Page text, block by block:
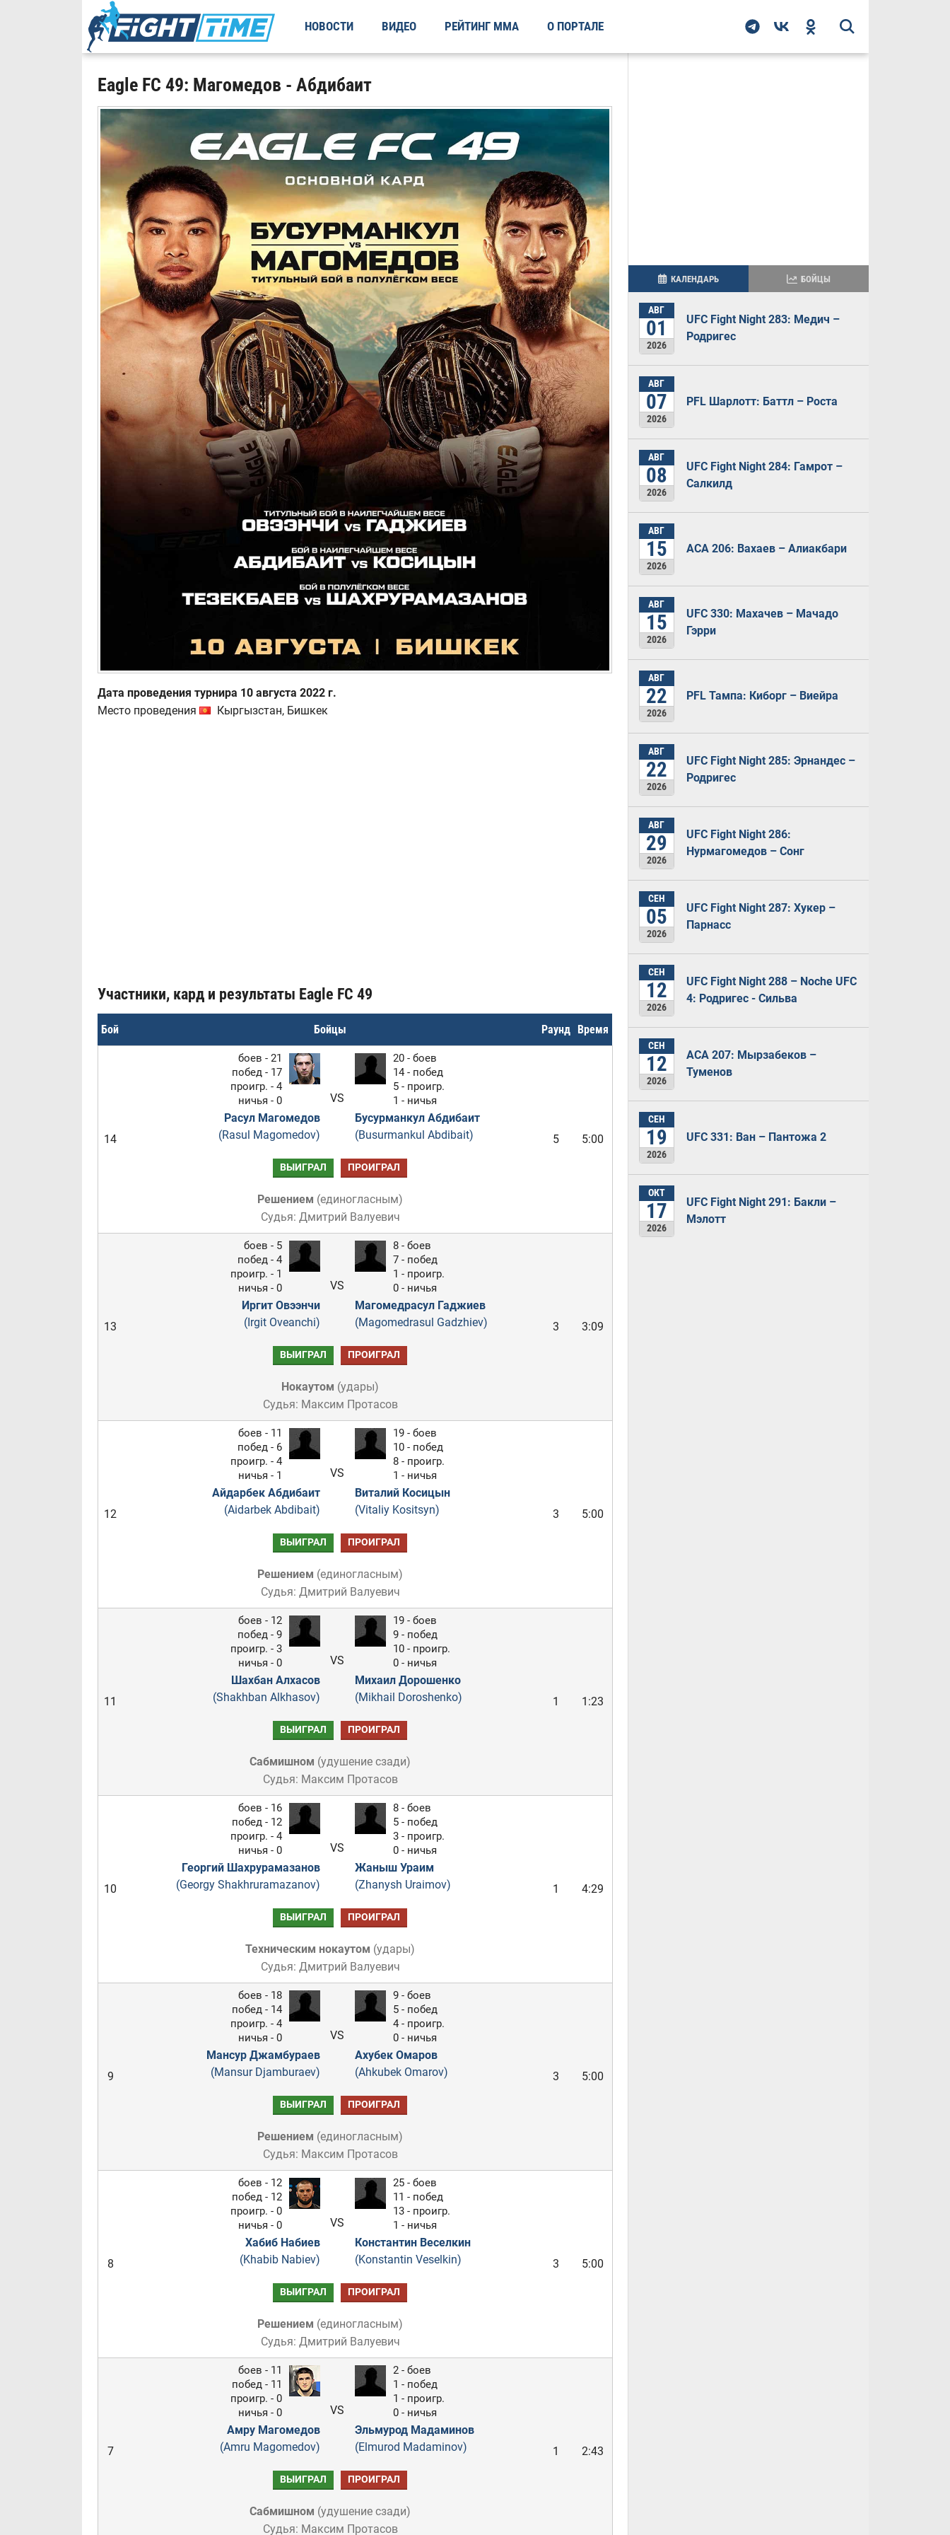
НОВОСТИ ВИДЕО РЕЙТИНГ ММА О ПОРТАЛЕ
Eagle FC 49: Магомедов - Абдибаит
Дата проведения турнира 10 августа 2022 г.
Место проведения
Кыргызстан, Бишкек
Участники, кард и результаты Eagle FC 49
Бой Бойцы Раунд Время
14
боев - 21
побед - 17
проигр. - 4
ничья - 0
Расул Магомедов
(Rasul Magomedov)
VS
20 - боев
14 - побед
5 - проигр.
1 - ничья
Бусурманкул Абдибаит
(Busurmankul Abdibait)
5 5:00
ВЫИГРАЛ ПРОИГРАЛ
Решением (единогласным)
Судья: Дмитрий Валуевич
13
боев - 5
побед - 4
проигр. - 1
ничья - 0
Иргит Овээнчи
(Irgit Oveanchi)
VS
8 - боев
7 - побед
1 - проигр.
0 - ничья
Магомедрасул Гаджиев
(Magomedrasul Gadzhiev)
3 3:09
ВЫИГРАЛ ПРОИГРАЛ
Нокаутом (удары)
Судья: Максим Протасов
12
боев - 11
побед - 6
проигр. - 4
ничья - 1
Айдарбек Абдибаит
(Aidarbek Abdibait)
VS
19 - боев
10 - побед
8 - проигр.
1 - ничья
Виталий Косицын
(Vitaliy Kositsyn)
3 5:00
ВЫИГРАЛ ПРОИГРАЛ
Решением (единогласным)
Судья: Дмитрий Валуевич
11
боев - 12
побед - 9
проигр. - 3
ничья - 0
Шахбан Алхасов
(Shakhban Alkhasov)
VS
19 - боев
9 - побед
10 - проигр.
0 - ничья
Михаил Дорошенко
(Mikhail Doroshenko)
1 1:23
ВЫИГРАЛ ПРОИГРАЛ
Сабмишном (удушение сзади)
Судья: Максим Протасов
10
боев - 16
побед - 12
проигр. - 4
ничья - 0
Георгий Шахрурамазанов
(Georgy Shakhruramazanov)
VS
8 - боев
5 - побед
3 - проигр.
0 - ничья
Жаныш Ураим
(Zhanysh Uraimov)
1 4:29
ВЫИГРАЛ ПРОИГРАЛ
Техническим нокаутом (удары)
Судья: Дмитрий Валуевич
9
боев - 18
побед - 14
проигр. - 4
ничья - 0
Мансур Джамбураев
(Mansur Djamburaev)
VS
9 - боев
5 - побед
4 - проигр.
0 - ничья
Ахубек Омаров
(Ahkubek Omarov)
3 5:00
ВЫИГРАЛ ПРОИГРАЛ
Решением (единогласным)
Судья: Максим Протасов
8
боев - 12
побед - 12
проигр. - 0
ничья - 0
Хабиб Набиев
(Khabib Nabiev)
VS
25 - боев
11 - побед
13 - проигр.
1 - ничья
Константин Веселкин
(Konstantin Veselkin)
3 5:00
ВЫИГРАЛ ПРОИГРАЛ
Решением (единогласным)
Судья: Дмитрий Валуевич
7
боев - 11
побед - 11
проигр. - 0
ничья - 0
Амру Магомедов
(Amru Magomedov)
VS
2 - боев
1 - побед
1 - проигр.
0 - ничья
Эльмурод Мадаминов
(Elmurod Madaminov)
1 2:43
ВЫИГРАЛ ПРОИГРАЛ
Сабмишном (удушение сзади)
Судья: Максим Протасов
КАЛЕНДАРЬ БОЙЦЫ
АВГ
01
2026
UFC Fight Night 283: Медич –
Родригес
АВГ
07
2026
PFL Шарлотт: Баттл – Роста
АВГ
08
2026
UFC Fight Night 284: Гамрот –
Салкилд
АВГ
15
2026
ACA 206: Вахаев – Алиакбари
АВГ
15
2026
UFC 330: Махачев – Мачадо
Гэрри
АВГ
22
2026
PFL Тампа: Киборг – Виейра
АВГ
22
2026
UFC Fight Night 285: Эрнандес –
Родригес
АВГ
29
2026
UFC Fight Night 286:
Нурмагомедов – Сонг
СЕН
05
2026
UFC Fight Night 287: Хукер –
Парнасс
СЕН
12
2026
UFC Fight Night 288 – Noche UFC
4: Родригес - Сильва
СЕН
12
2026
ACA 207: Мырзабеков –
Туменов
СЕН
19
2026
UFC 331: Ван – Пантожа 2
ОКТ
17
2026
UFC Fight Night 291: Бакли –
Мэлотт